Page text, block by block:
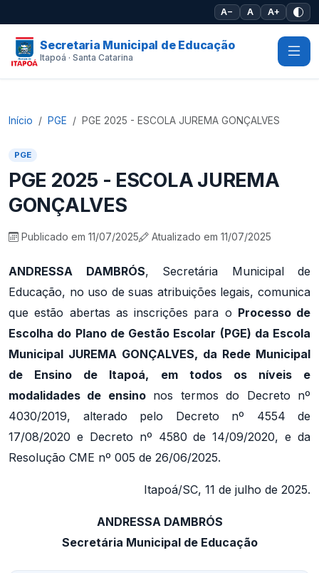
A− A A+
Secretaria Municipal de Educação
Itapoá · Santa Catarina
Início PGE PGE 2025 - ESCOLA JUREMA GONÇALVES
PGE
PGE 2025 - ESCOLA JUREMA
GONÇALVES
Publicado em 11/07/2025 Atualizado em 11/07/2025
ANDRESSA DAMBRÓS, Secretária Municipal de
Educação, no uso de suas atribuições legais, comunica
que estão abertas as inscrições para o Processo de
Escolha do Plano de Gestão Escolar (PGE) da Escola
Municipal JUREMA GONÇALVES, da Rede Municipal
de Ensino de Itapoá, em todos os níveis e
modalidades de ensinonos termos do Decreto nº
4030/2019, alterado pelo Decreto nº 4554 de
17/08/2020 e Decreto nº 4580 de 14/09/2020, e da
Resolução CME nº 005 de 26/06/2025.
Itapoá/SC, 11 de julho de 2025.
ANDRESSA DAMBRÓS
Secretária Municipal de Educação